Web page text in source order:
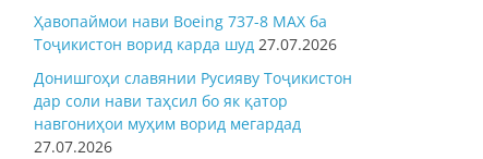
Ҳавопаймои нави Boeing 737-8 MAX ба
Тоҷикистон ворид карда шуд 27.07.2026
Донишгоҳи славянии Русияву Тоҷикистон
дар соли нави таҳсил бо як қатор
навгониҳои муҳим ворид мегардад
27.07.2026